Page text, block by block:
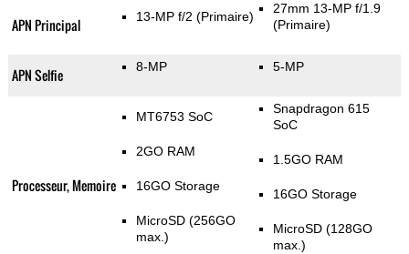
APN Principal 13-MP f/2 (Primaire)
27mm 13-MP f/1.9
(Primaire)
APN Selfie 8-MP 5-MP
Processeur, Memoire
MT6753 SoC
2GO RAM
16GO Storage
MicroSD (256GO
max.)
Snapdragon 615
SoC
1.5GO RAM
16GO Storage
MicroSD (128GO
max.)